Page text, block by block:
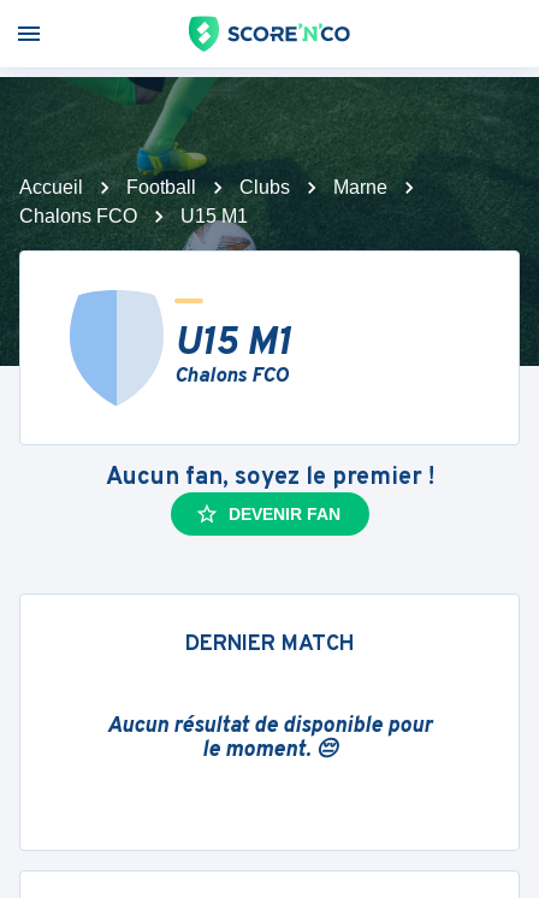
Accueil Football Clubs
Marne
Chalons FCO
U15 M1
U15 M1
Chalons FCO
Aucun fan, soyez le premier !
DEVENIR FAN
DERNIER MATCH
Aucun résultat de disponible pour
le moment. 😔